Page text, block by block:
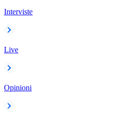
Interviste
Live
Opinioni